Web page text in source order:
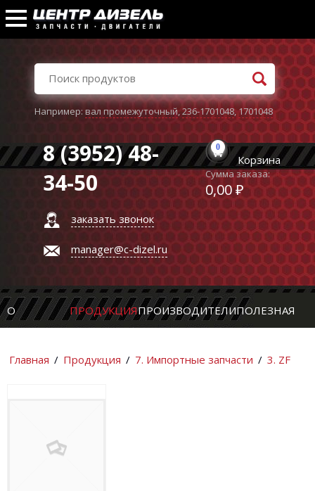
Например:вал промежуточный,236-1701048,1701048
8 (3952) 48-
34-50
заказать звонок
manager@c-dizel.ru
0
Корзина
Сумма заказа:
0,00 ₽
О ПРОДУКЦИЯПРОИЗВОДИТЕЛИПОЛЕЗНАЯ
Главная / Продукция / 7. Импортные запчасти / 3. ZF